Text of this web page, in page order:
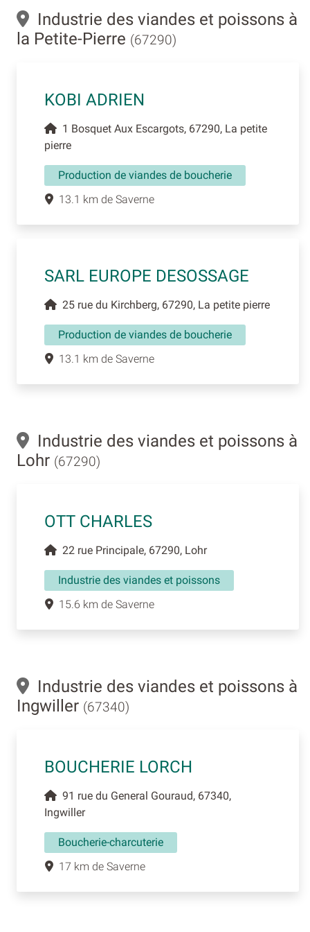
Industrie des viandes et poissons à
la Petite-Pierre (67290)
KOBI ADRIEN
1 Bosquet Aux Escargots, 67290, La petite
pierre
Production de viandes de boucherie
13.1 km de Saverne
SARL EUROPE DESOSSAGE
25 rue du Kirchberg, 67290, La petite pierre
Production de viandes de boucherie
13.1 km de Saverne
Industrie des viandes et poissons à
Lohr (67290)
OTT CHARLES
22 rue Principale, 67290, Lohr
Industrie des viandes et poissons
15.6 km de Saverne
Industrie des viandes et poissons à
Ingwiller (67340)
BOUCHERIE LORCH
91 rue du General Gouraud, 67340,
Ingwiller
Boucherie-charcuterie
17 km de Saverne